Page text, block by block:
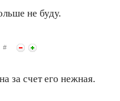
не буду.
#
за счет его нежная.